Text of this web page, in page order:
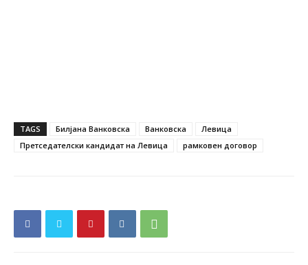
TAGS Билјана Ванковска Ванковска
Левица
Претседателски кандидат на Левица
рамковен договор